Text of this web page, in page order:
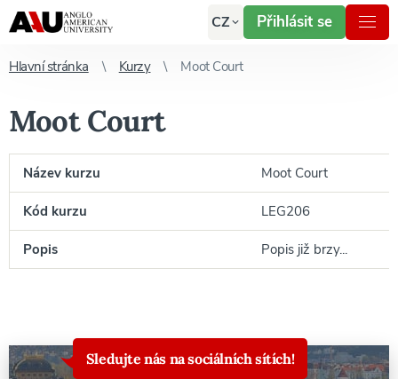
CZ Přihlásit se
Hlavní stránka Kurzy Moot Court
Moot Court
Název kurzu Moot Court
Kód kurzu LEG206
Popis Popis již brzy...
Sledujte nás na sociálních sítích!